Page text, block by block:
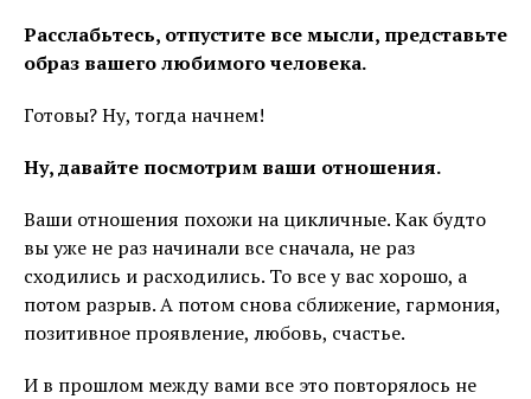
Расслабьтесь, отпустите все мысли, представьте
образ вашего любимого человека.
Готовы? Ну, тогда начнем!
Ну, давайте посмотрим ваши отношения.
Ваши отношения похожи на цикличные. Как будто
вы уже не раз начинали все сначала, не раз
сходились и расходились. То все у вас хорошо, а
потом разрыв. А потом снова сближение, гармония,
позитивное проявление, любовь, счастье.
И в прошлом между вами все это повторялось не